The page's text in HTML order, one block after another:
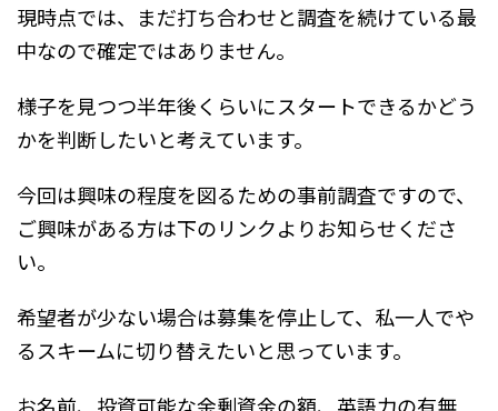
現時点では、まだ打ち合わせと調査を続けている最
中なので確定ではありません。
様子を見つつ半年後くらいにスタートできるかどう
かを判断したいと考えています。
今回は興味の程度を図るための事前調査ですので、
ご興味がある方は下のリンクよりお知らせくださ
い。
希望者が少ない場合は募集を停止して、私一人でや
るスキームに切り替えたいと思っています。